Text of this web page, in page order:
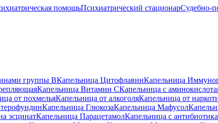
помощьПсихиатрический стационарСудебно-
группы BКапельница ЦитофлавинКапельница
Капельница Витамин CКапельница с
от похмельяКапельница от алкоголяКапельница от
Капельница ГлюкозаКапельница Мафусол
эсцинатКапельница ПарацетамолКапельница с